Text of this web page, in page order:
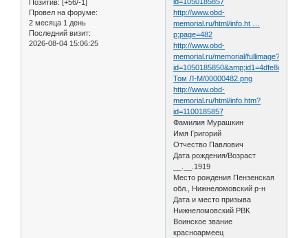
Позитив: [+56/-1]
Провел на форуме:
2 месяца 1 день
Последний визит:
2026-08-04 15:06:25
http://www.obd-
memorial.ru/html/info.ht …
p;page=482
http://www.obd-
memorial.ru/memorial/fullimage?
Том Л-М/00000482.png
http://www.obd-
memorial.ru/html/info.htm?
id=1100185857
Фамилия Мурашкин
Имя Григорий
Отчество Павлович
Дата рождения/Возраст
__.__.1919
Место рождения Пензенская
обл., Нижнеломовский р-н
Дата и место призыва
Нижнеломовский РВК
Воинское звание
красноармеец